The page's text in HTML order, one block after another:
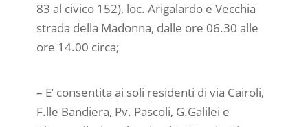
83 al civico 152), loc. Arigalardo e Vecchia
strada della Madonna, dalle ore 06.30 alle
ore 14.00 circa;
– E’ consentita ai soli residenti di via Cairoli,
F.lle Bandiera, Pv. Pascoli, G.Galilei e